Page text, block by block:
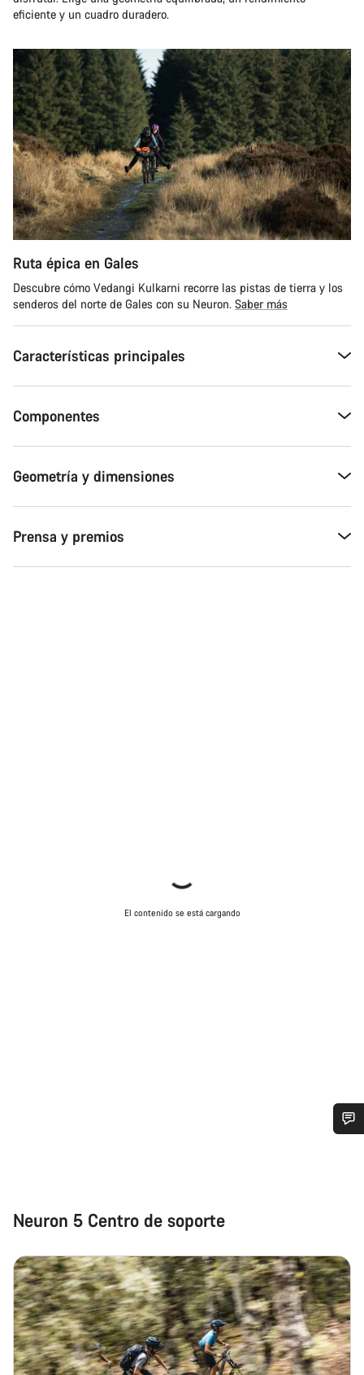
eficiente y un cuadro duradero.
Ruta épica en Gales
Descubre cómo Vedangi Kulkarni recorre las pistas de tierra y los
senderos del norte de Gales con su Neuron. Saber más
Características principales
Componentes
Geometría y dimensiones
Prensa y premios
El contenido se está cargando
Neuron 5 Centro de soporte
Abrir chat
Cerrar